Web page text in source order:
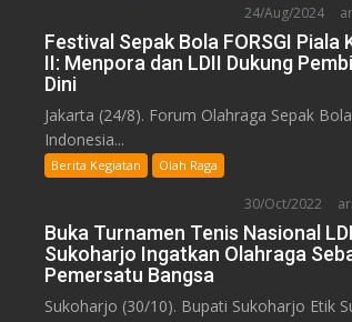
24/Aug/2024
Festival Sepak Bola FORSGI Piala
II: Menpora dan LDII Dukung
Dini
Jakarta (24/8). Forum Olahraga Sepak
Indonesia...
Berita Kegiatan Olah Raga
30/Oct/2022
Buka Turnamen Tenis Nasional
Sukoharjo Ingatkan Olahraga
Pemersatu Bangsa
Sukoharjo (30/10). Bupati Sukoharjo Etik